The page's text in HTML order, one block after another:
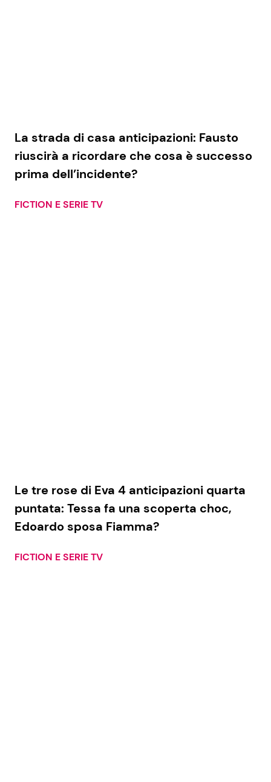
La strada di casa anticipazioni: Fausto
riuscirà a ricordare che cosa è successo
prima dell’incidente?
FICTION E SERIE TV
Le tre rose di Eva 4 anticipazioni quarta
puntata: Tessa fa una scoperta choc,
Edoardo sposa Fiamma?
FICTION E SERIE TV